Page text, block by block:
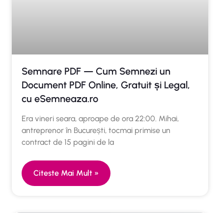
Semnare PDF — Cum Semnezi un
Document PDF Online, Gratuit și Legal,
cu eSemneaza.ro
Era vineri seara, aproape de ora 22:00. Mihai,
antreprenor în București, tocmai primise un
contract de 15 pagini de la
Citeste Mai Mult »